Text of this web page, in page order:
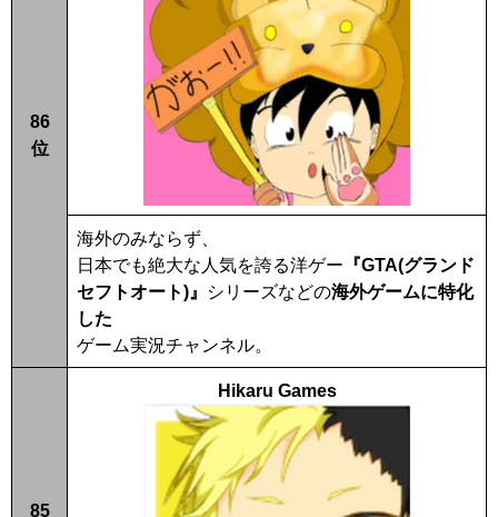
86
位
海外のみならず、
日本でも絶大な人気を誇る洋ゲー 『GTA(グランド
セフトオート)』
シリーズなどの海外ゲームに特化
した
ゲーム実況チャンネル。
85
Hikaru Games